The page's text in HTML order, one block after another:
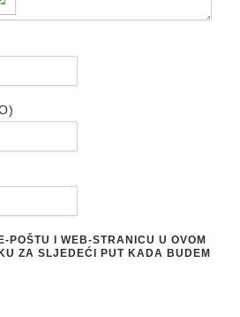
POŠTU I WEB-STRANICU U OVOM
ZA SLJEDEĆI PUT KADA BUDEM